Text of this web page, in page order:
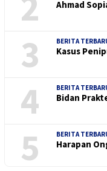
Ahmad
3 BERITA
Kasus
4 BERITA
Bidan
5 BERITA
Harapan